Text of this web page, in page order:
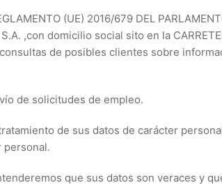
(UE) 2016/679 DEL
,con domicilio social sito en la
de posibles clientes sobre
de solicitudes de empleo.
de sus datos de carácter
personal.
que sus datos son veraces y